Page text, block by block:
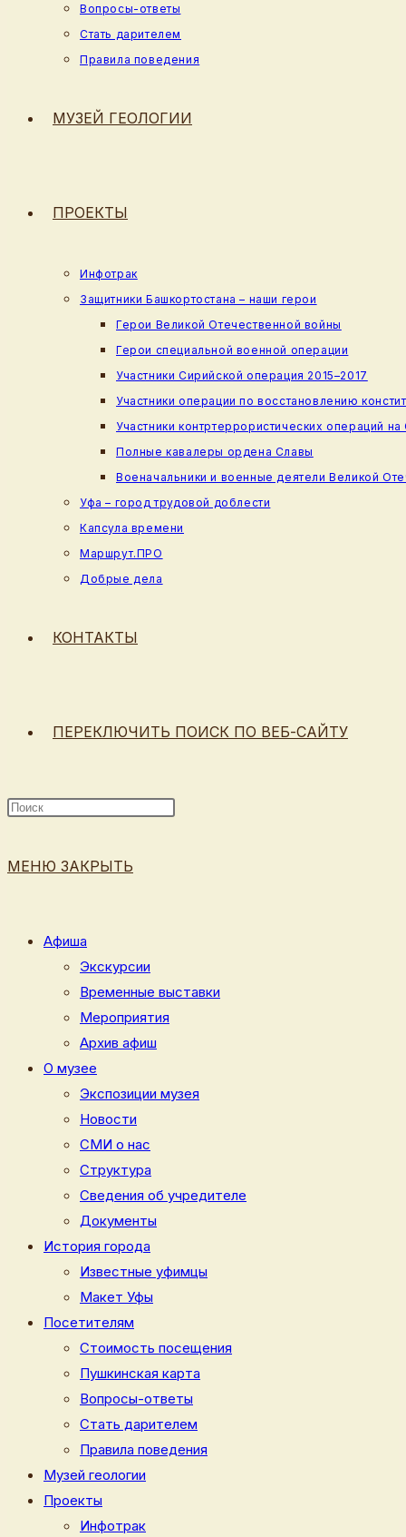
Вопросы-ответы
Стать дарителем
Правила поведения
МУЗЕЙ ГЕОЛОГИИ
ПРОЕКТЫ
Инфотрак
Защитники Башкортостана – наши герои
Герои Великой Отечественной войны
Герои специальной военной операции
Участники Сирийской операция 2015–2017
Участники операции по восстановлению
Участники контртеррористических операций
Полные кавалеры ордена Славы
Военачальники и военные деятели Великой
Уфа – город трудовой доблести
Капсула времени
Маршрут.ПРО
Добрые дела
КОНТАКТЫ
ПЕРЕКЛЮЧИТЬ ПОИСК ПО ВЕБ-САЙТУ
МЕНЮ ЗАКРЫТЬ
Афиша
Экскурсии
Временные выставки
Мероприятия
Архив афиш
О музее
Экспозиции музея
Новости
СМИ о нас
Структура
Сведения об учредителе
Документы
История города
Известные уфимцы
Макет Уфы
Посетителям
Стоимость посещения
Пушкинская карта
Вопросы-ответы
Стать дарителем
Правила поведения
Музей геологии
Проекты
Инфотрак